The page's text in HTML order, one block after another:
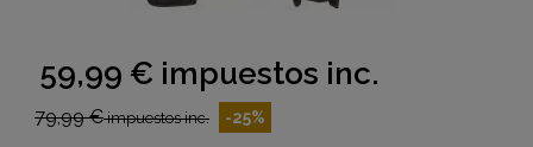
59,99 € impuestos inc.
79,99 €impuestos inc. -25%